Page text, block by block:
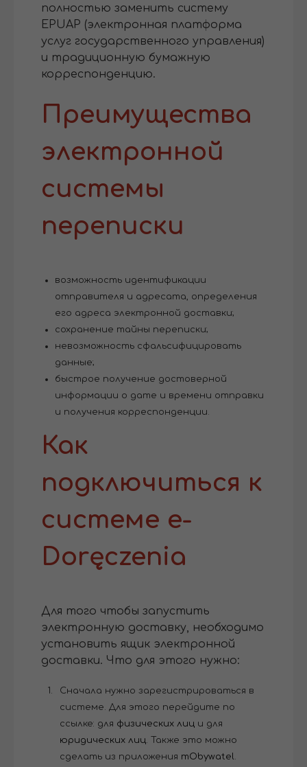
полностью заменить систему
EPUAP (электронная платформа
услуг государственного управления)
и традиционную бумажную
корреспонденцию.
Преимущества
электронной
системы
переписки
возможность идентификации
отправителя и адресата, определения
его адреса электронной доставки;
сохранение тайны переписки;
невозможность сфальсифицировать
данные;
быстрое получение достоверной
информации о дате и времени отправки
и получения корреспонденции.
Как
подключиться к
системе e-
Doręczenia
Для того чтобы запустить
электронную доставку, необходимо
установить ящик электронной
доставки. Что для этого нужно:
Сначала нужно зарегистрироваться в
системе. Для этого перейдите по
ссылке: для физических лиц и для
юридических лиц . Также это можно
сделать из приложения mObywatel